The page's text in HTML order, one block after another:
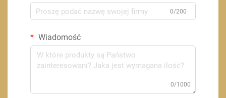
0/200
Wiadomość
0/1000